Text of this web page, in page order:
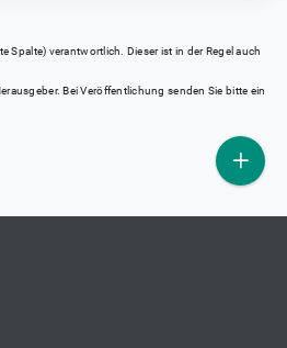
Spalte) verantwortlich. Dieser ist in der Regel auch
Bei Veröffentlichung senden Sie bitte ein